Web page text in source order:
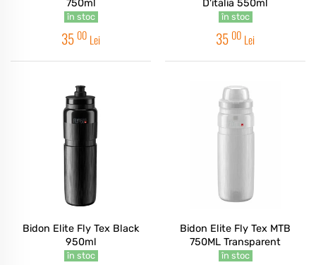
750ml
în stoc
35 00 Lei
D'italia 550ml
în stoc
35 00 Lei
Bidon Elite Fly Tex Black
950ml
în stoc
Bidon Elite Fly Tex MTB
750ML Transparent
în stoc